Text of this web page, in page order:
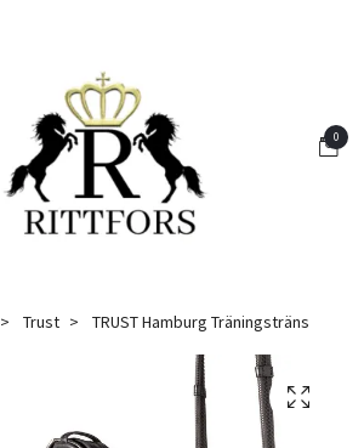
0
Trust TRUST Hamburg Träningsträns